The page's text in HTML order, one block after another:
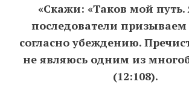
«Скажи: «Таков мой
последователи призываем
согласно убеждению.
не являюсь одним из
(12:108).